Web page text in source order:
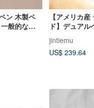
ン 木製ペ
般的な竹
【アメリカ
ド】デュア
jintiemu
US$ 239.64